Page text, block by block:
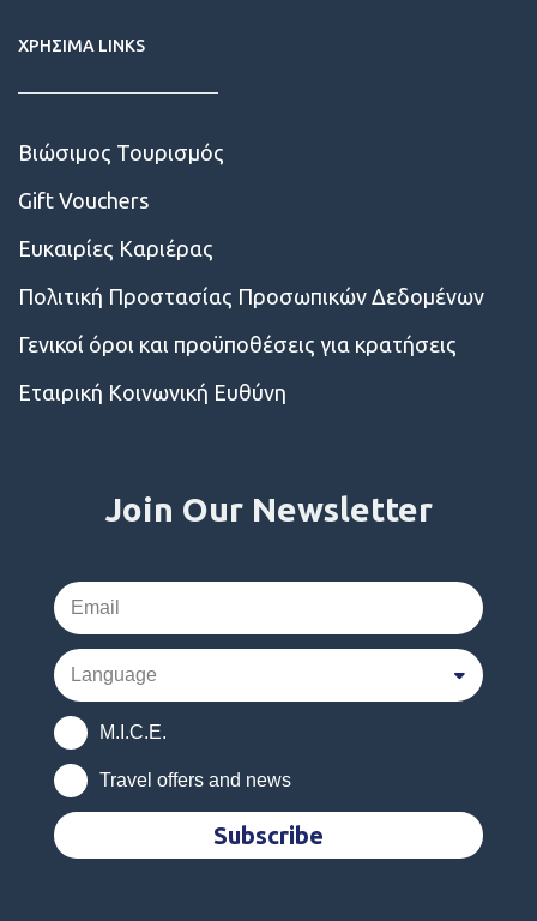
ΧΡΗΣΙΜΑ LINKS
Βιώσιμος Τουρισμός
Gift Vouchers
Ευκαιρίες Kαριέρας
Πολιτική Προστασίας Προσωπικών Δεδομένων
Γενικοί όροι και προϋποθέσεις για κρατήσεις
Εταιρική Κοινωνική Ευθύνη
Join Our Newsletter
M.I.C.E.
Travel offers and news
Subscribe